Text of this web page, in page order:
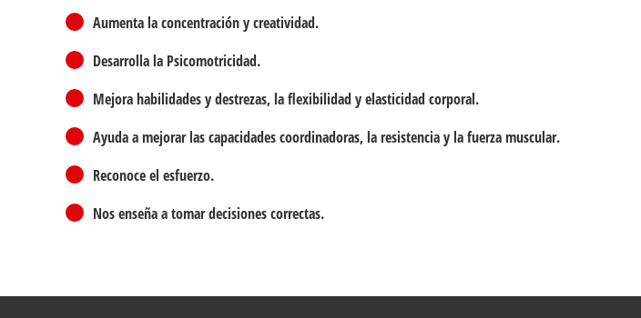
Aumenta la concentración y creatividad.
Desarrolla la Psicomotricidad.
Mejora habilidades y destrezas, la flexibilidad y elasticidad corporal.
Ayuda a mejorar las capacidades coordinadoras, la resistencia y la fuerza muscular.
Reconoce el esfuerzo.
Nos enseña a tomar decisiones correctas.